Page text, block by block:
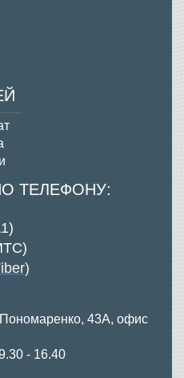
ТЕЛЕФОНУ:
43А, офис
- 16.40